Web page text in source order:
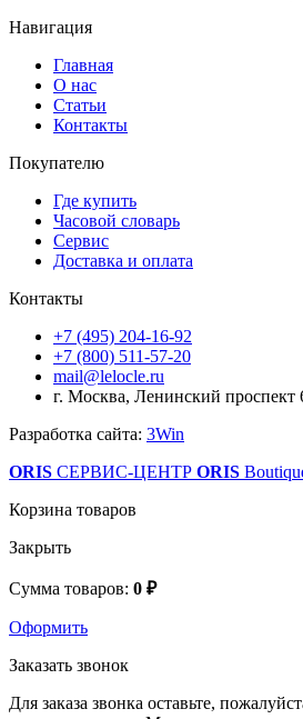
Навигация
Главная
О нас
Статьи
Контакты
Покупателю
Где купить
Часовой словарь
Сервис
Доставка и оплата
Контакты
+7 (495) 204-16-92
+7 (800) 511-57-20
mail@lelocle.ru
г. Москва, Ленинский проспект
Разработка сайта: 3Win
ORIS СЕРВИС-ЦЕНТР ORIS
Корзина товаров
Закрыть
Сумма товаров: 0 ₽
Оформить
Заказать звонок
Для заказа звонка оставьте,